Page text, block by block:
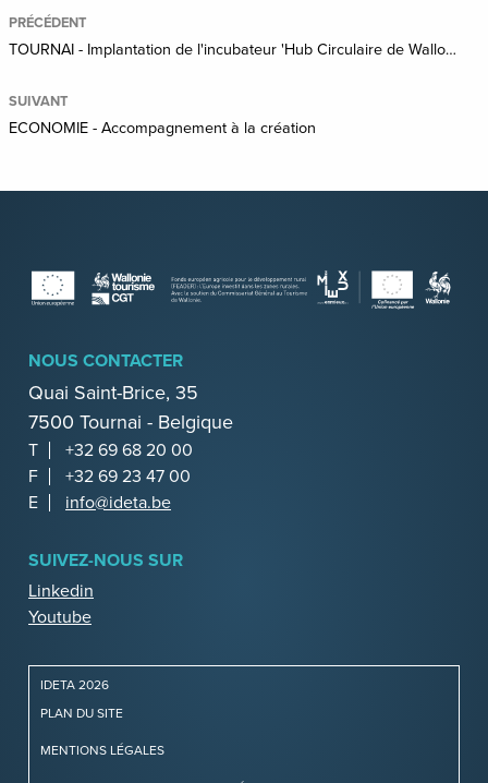
PRÉCÉDENT
TOURNAI - Implantation de l'incubateur 'Hub Circulaire de Wallonie picarde'
SUIVANT
ECONOMIE - Accompagnement à la création
NOUS CONTACTER
Quai Saint-Brice, 35
7500 Tournai - Belgique
T
+32 69 68 20 00
F
+32 69 23 47 00
E
info@ideta.be
SUIVEZ-NOUS SUR
Linkedin
Youtube
IDETA 2026
PLAN DU SITE
MENTIONS LÉGALES